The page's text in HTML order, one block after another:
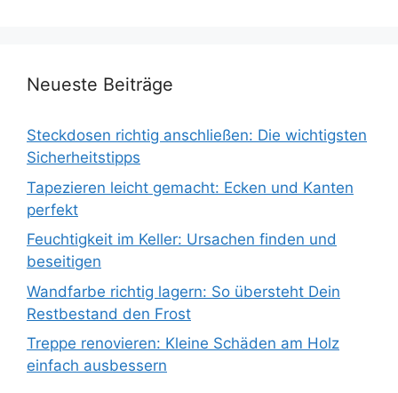
Neueste Beiträge
Steckdosen richtig anschließen: Die wichtigsten
Sicherheitstipps
Tapezieren leicht gemacht: Ecken und Kanten
perfekt
Feuchtigkeit im Keller: Ursachen finden und
beseitigen
Wandfarbe richtig lagern: So übersteht Dein
Restbestand den Frost
Treppe renovieren: Kleine Schäden am Holz
einfach ausbessern